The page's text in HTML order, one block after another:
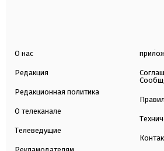
О нас
Редакция
Редакционная политика
О телеканале
Телеведущие